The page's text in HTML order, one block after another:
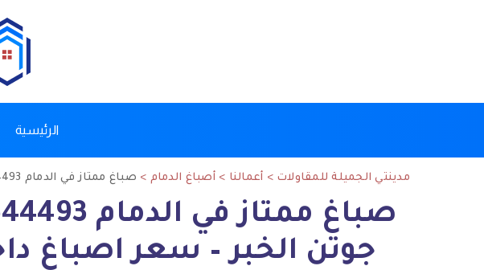
الرئيسية
مدينتي الجميلة للمقاولات > أعمالنا > أصباغ الدمام > صباغ ممتاز في الدمام 0509544493 – اصباغ جوتن الخبر – سعر اصباغ داخلية الشرقية
جوتن الخبر – سعر اصباغ